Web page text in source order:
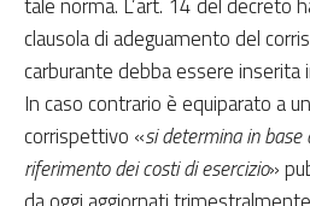
clausola di adeguamento del
carburante debba essere
In caso contrario è equiparato a
corrispettivo «si determina in
riferimento dei costi di esercizio»